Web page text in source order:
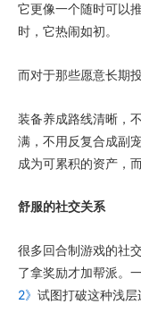
它更像一个随时可以
时，它热闹如初。
而对于那些愿意长期
装备养成路线清晰，
满，不用反复合成副
成为可累积的资产，
舒服的社交关系
很多回合制游戏的社
了拿奖励才加帮派。
2》 试图打破这种浅层